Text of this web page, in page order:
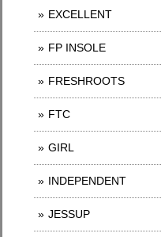
EXCELLENT
FP INSOLE
FRESHROOTS
FTC
GIRL
INDEPENDENT
JESSUP